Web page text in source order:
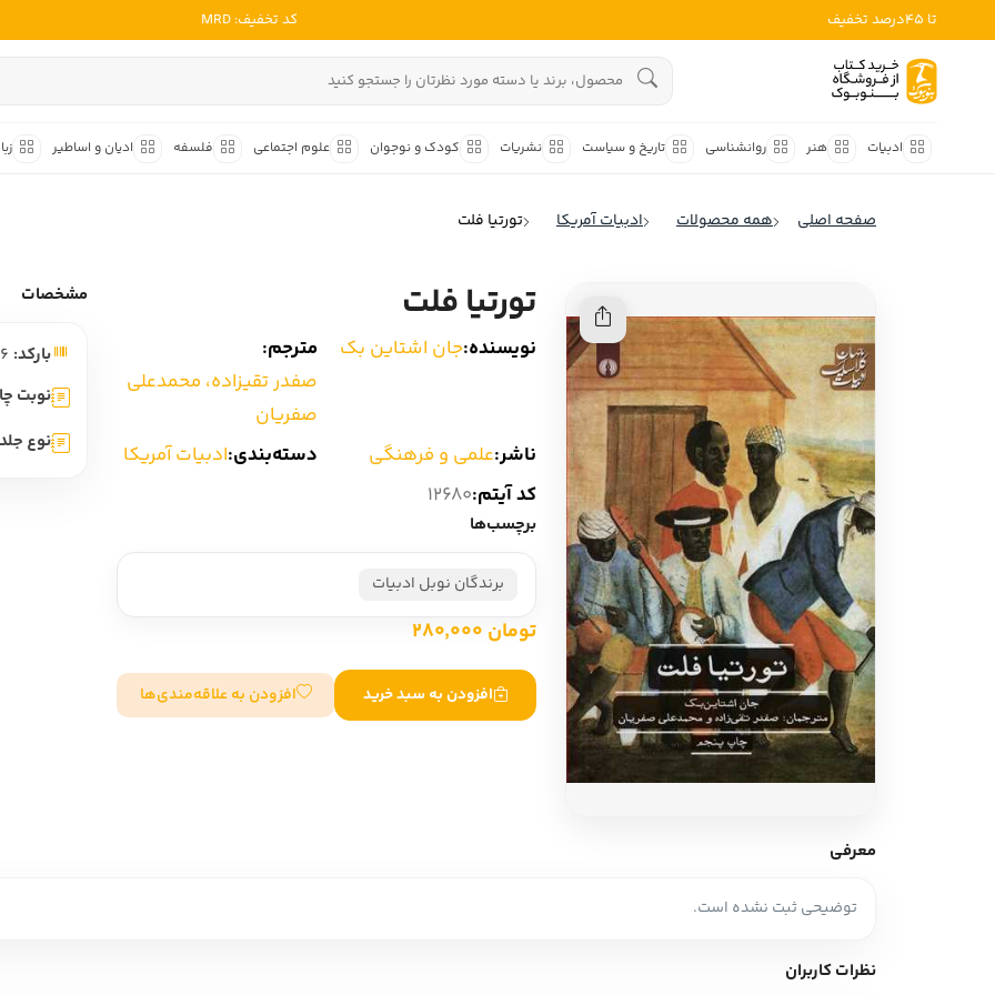
تا 45درصد تخفیف کد تخفیف: MRD
ادبیات هنر روانشناسی تاریخ و سیاست نشریات کودک و نوجوان علوم اجتماعی فلسفه ادیان و اساطیر
ادبیات ایران
ادبیات انگلیس
ادبیات فرانسه
ادبیات ایتالیا
ادبیات روسیه
ادبیات آمریکای لاتین
ادبیات آلمان
ادبیات ترکیه
ادبیات آسیا
سایر کشورهای اروپا
شعر
شرح و
ادبیات
جستار و مقاله
زبان شناسی
ادبیات
کودک و نوجوان
ادبیات ملل
ادبیات آمریکای لاتین
ادبیات ترکیه
ادبیات
صفحه اصلی همه محصولات ادبیات آمریکا تورتیا فلت
تورتیا فلت
نویسنده:جان اشتاین بک
مترجم:
صفدر تقیزاده، محمدعلی
صفریان
ناشر:علمی و فرهنگی دسته‌بندی:ادبیات آمریکا
کد آیتم:12680
برچسب‌ها
برندگان نوبل ادبیات
تومان 280,000
افزودن به سبد خرید افزودن به علاقه‌مندی‌ها
مشخصات
بارکد:
نوبت
نوع
معرفی
توضیحی ثبت نشده است.
نظرات کاربران